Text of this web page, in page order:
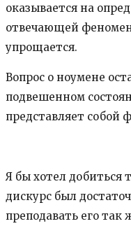
оказывается на
отвечающей
упрощается.
Вопрос о ноумене
подвешенном
представляет собой
Я бы хотел добиться
дискурс был
преподавать его так